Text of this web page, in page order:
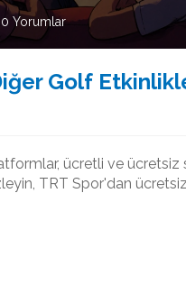
0 Yorumlar
Golf
ücretli ve
TRT Spor'dan